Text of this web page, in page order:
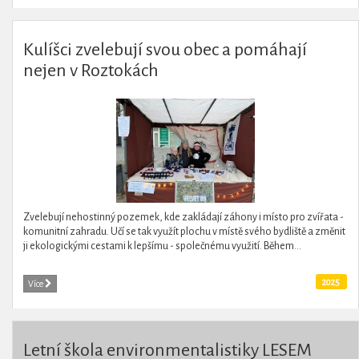
Kulíšci zvelebují svou obec a pomáhají
nejen v Roztokách
Zvelebují nehostinný pozemek, kde zakládají záhony i místo pro zvířata -
komunitní zahradu. Učí se tak využít plochu v místě svého bydliště a změnit
ji ekologickými cestami k lepšímu - společnému využití. Během...
Více 2025
Letní škola environmentalistiky LESEM